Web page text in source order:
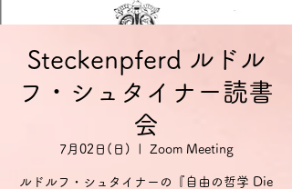
Steckenpferd ルドル
フ・シュタイナー読書
会
7月02日(日) Zoom Meeting
ルドルフ・シュタイナーの『自由の哲学 Die